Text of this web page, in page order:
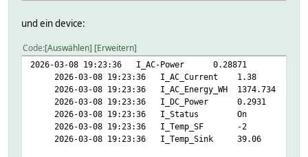
TC current
TYPECOL 64
UNITCOL 32
VALUECOL 128
VERSION 5.11.0
OLDREADINGS:
READINGS:
2026-03-08 19:19:56 CacheOverflowLastNum 0
2026-03-08 15:14:57 CacheOverflowLastState normal
2026-03-08 19:20:07 CacheUsage 4
und ein device:
Code Auswählen Erweitern
2026-03-08 19:23:36 I_AC-Power 0.28871
2026-03-08 19:23:36 I_AC_Current 1.38
2026-03-08 19:23:36 I_AC_Energy_WH 1374.734
2026-03-08 19:23:36 I_DC_Power 0.2931
2026-03-08 19:23:36 I_Status On
2026-03-08 19:23:36 I_Temp_SF -2
2026-03-08 19:23:36 I_Temp_Sink 39.06